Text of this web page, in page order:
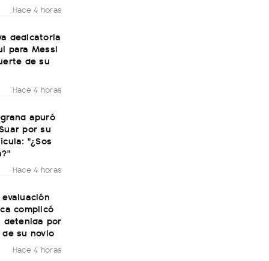
Hace 4 horas
dedicatoria
para Messi
de su
Hace 4 horas
apuró
por su
"¿Sos
Hace 4 horas
complicó
detenida por
su novio
Hace 4 horas